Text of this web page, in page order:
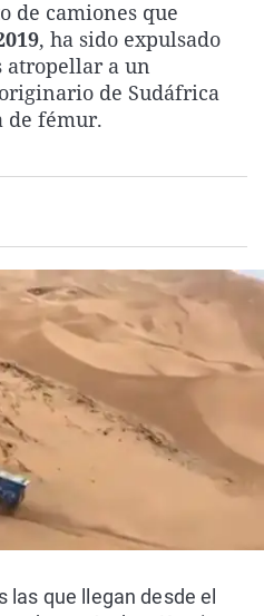
La rosa de los vientos
Gente viajera
Como el perro y el
Caso
Retornados
Equipo de
Extremadura
Galicia
La Rioja
País Vasco
Virales
Televisión
Elecciones
de camiones que
, ha sido expulsado
atropellar a un
de Sudáfrica
de fémur.
las que llegan desde el